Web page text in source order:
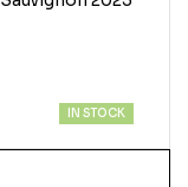
IN STOCK